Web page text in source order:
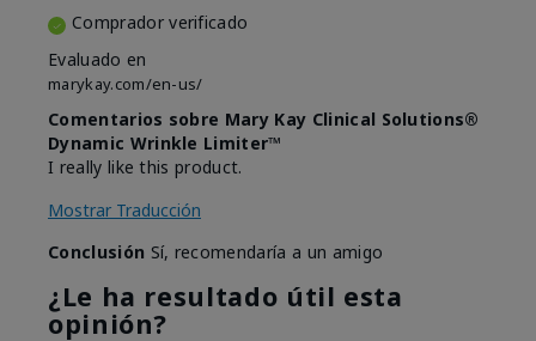
Comprador verificado
Evaluado en
marykay.com/en-us/
Comentarios sobre Mary Kay Clinical Solutions®
Dynamic Wrinkle Limiter™
I really like this product.
Mostrar Traducción
Conclusión Sí, recomendaría a un amigo
¿Le ha resultado útil esta
opinión?